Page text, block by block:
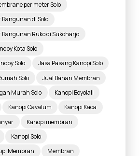
per meter Solo
di Solo
Ruko di Sukoharjo
Kota Solo
Solo
Jasa Pasang Kanopi Solo
Solo
Jual Bahan Membran
Murah Solo
Kanopi Boyolali
Kanopi Gavalum
Kanopi Kaca
Kanopi membran
Kanopi Solo
Membran
Membran